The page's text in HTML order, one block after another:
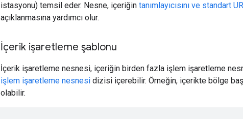
istasyonu) temsil eder. Nesne, içeriğin tanımlayıcısını ve standart
açıklanmasına yardımcı olur.
İçerik işaretleme şablonu
İçerik işaretleme nesnesi, içeriğin birden fazla işlem işaretleme
işlem işaretleme nesnesi dizisi içerebilir. Örneğin, içerikte bölge
olabilir.